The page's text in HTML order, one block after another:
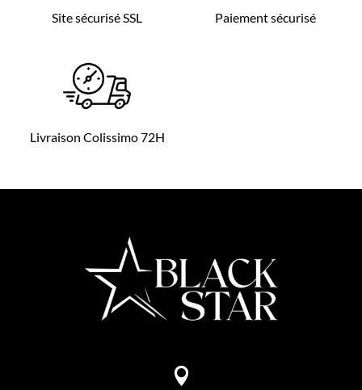
Site sécurisé SSL Paiement sécurisé
Livraison Colissimo 72H
